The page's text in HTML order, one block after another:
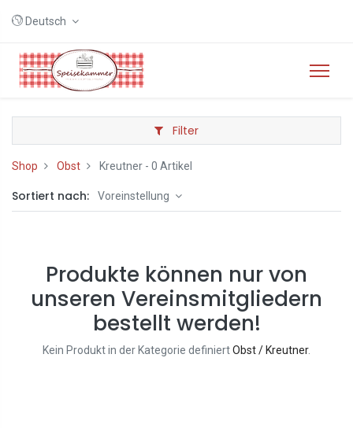
Deutsch
Filter
Shop Obst Kreutner - 0 Artikel
Sortiert nach: Voreinstellung
Produkte können nur von
unseren Vereinsmitgliedern
bestellt werden!
Kein Produkt in der Kategorie definiertObst / Kreutner.